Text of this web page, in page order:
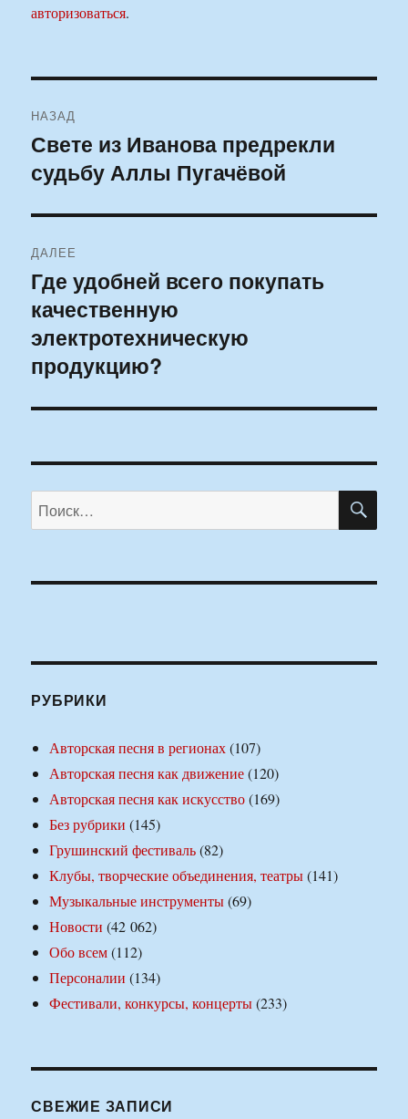
авторизоваться.
по
записям
НАЗАД
Предыдущая
запись:
Свете из Иванова предрекли
судьбу Аллы Пугачёвой
ДАЛЕЕ
Следующая
запись:
Где удобней всего покупать
качественную
электротехническую
продукцию?
Искать:
РУБРИКИ
Авторская песня в регионах(107)
Авторская песня как движение(120)
Авторская песня как искусство(169)
Без рубрики (145)
Грушинский фестиваль(82)
Клубы, творческие объединения, театры(141)
Музыкальные инструменты(69)
Новости (42 062)
Обо всем(112)
Персоналии (134)
Фестивали, конкурсы, концерты(233)
СВЕЖИЕ ЗАПИСИ